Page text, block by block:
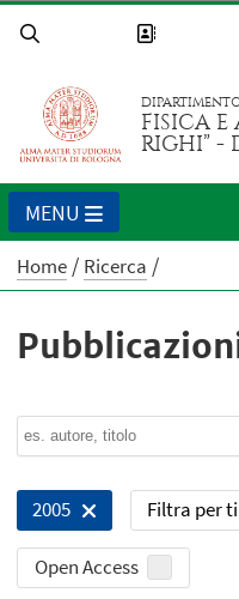
FISICA E
RIGHI” -
MENU
Home Ricerca
2005 Filtra per
Open Access